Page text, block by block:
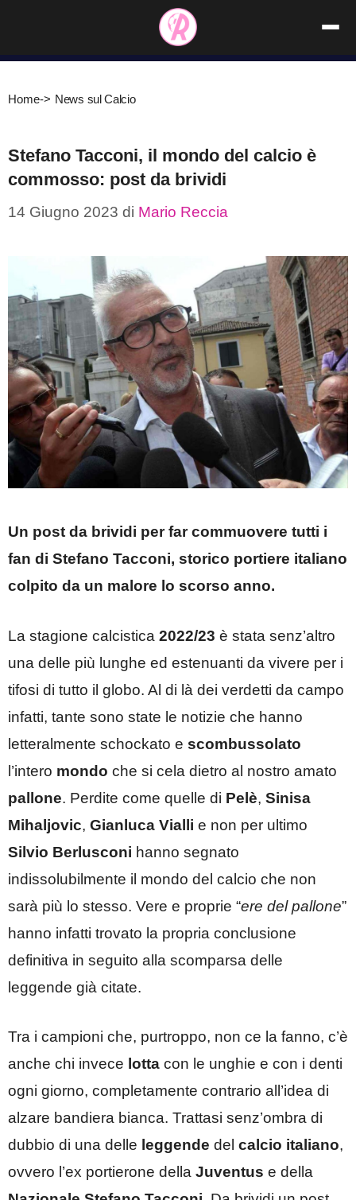
contenuto
Home-> News sul Calcio
Stefano Tacconi, il mondo del calcio è
commosso: post da brividi
14 Giugno 2023 di Mario Reccia
Un post da brividi per far commuovere tutti i
fan di Stefano Tacconi, storico portiere italiano
colpito da un malore lo scorso anno.
La stagione calcistica 2022/23 è stata senz’altro
una delle più lunghe ed estenuanti da vivere per i
tifosi di tutto il globo. Al di là dei verdetti da campo
infatti, tante sono state le notizie che hanno
letteralmente schockato e scombussolato
l’intero mondo che si cela dietro al nostro amato
pallone. Perdite come quelle di Pelè, Sinisa
Mihaljovic, Gianluca Vialli e non per ultimo
Silvio Berlusconi hanno segnato
indissolubilmente il mondo del calcio che non
sarà più lo stesso. Vere e proprie “ere del pallone”
hanno infatti trovato la propria conclusione
definitiva in seguito alla scomparsa delle
leggende già citate.
Tra i campioni che, purtroppo, non ce la fanno, c’è
anche chi invece lotta con le unghie e con i denti
ogni giorno, completamente contrario all’idea di
alzare bandiera bianca. Trattasi senz’ombra di
dubbio di una delle leggende del calcio italiano,
ovvero l’ex portierone della Juventus e della